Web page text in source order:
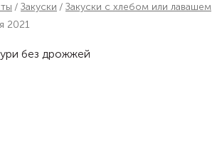
Закуски Закуски с хлебом или лавашем
2021